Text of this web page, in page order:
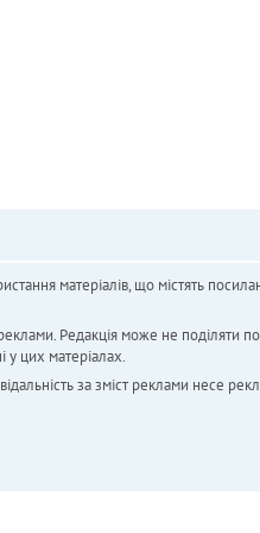
матеріалів, що містять
Редакція може не поділяти
у цих матеріалах.
за зміст реклами несе